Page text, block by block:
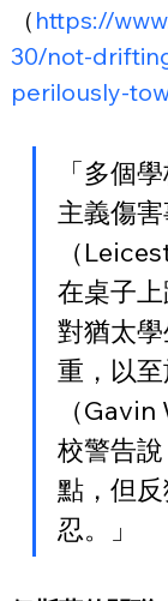
（ https://
30/not-
perilously-
「多個
主義傷
（
在桌子上
對猶太
重，以
（
校警告
點，但
忍。」